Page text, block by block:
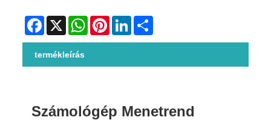
Facebook
X WhatsAppPinterestLinkedIn
termékleírás
Számológép Menetrend